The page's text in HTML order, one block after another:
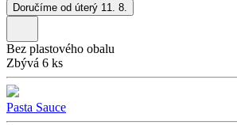
Doručíme od úterý 11. 8.
Bez plastového obalu
Zbývá 6 ks
Pasta Sauce